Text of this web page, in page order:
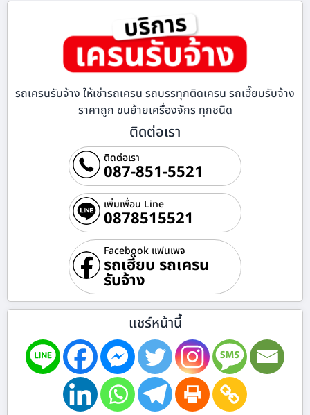
รถเครนรับจ้าง ให้เช่ารถเครน รถบรรทุกติดเครน รถเฮี๊ยบรับจ้าง
ราคาถูก ขนย้ายเครื่องจักร ทุกชนิด
ติดต่อเรา
ติดต่อเรา
087-851-5521
เพิ่มเพื่อน Line
0878515521
Facebook แฟนเพจ
รถเฮี๊ยบ รถเครน
รับจ้าง
แชร์หน้านี้